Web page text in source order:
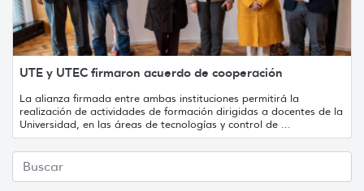
UTE y UTEC firmaron acuerdo de cooperación
La alianza firmada entre ambas instituciones permitirá la
realización de actividades de formación dirigidas a docentes de la
Universidad, en las áreas de tecnologías y control de ...